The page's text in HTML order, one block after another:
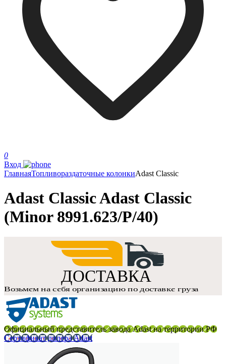
0
Вход
ГлавнаяТопливораздаточные колонкиAdast Classic
Adast Classic Adast Classic
(Minor 8991.623/P/40)
Официальный представитель завода Adast на территории РФ
Сертификат дилера Adast